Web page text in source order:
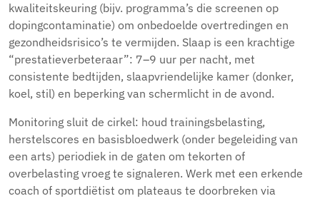
kwaliteitskeuring (bijv. programma’s die screenen op
dopingcontaminatie) om onbedoelde overtredingen en
gezondheidsrisico’s te vermijden. Slaap is een krachtige
“prestatieverbeteraar”: 7–9 uur per nacht, met
consistente bedtijden, slaapvriendelijke kamer (donker,
koel, stil) en beperking van schermlicht in de avond.
Monitoring sluit de cirkel: houd trainingsbelasting,
herstelscores en basisbloedwerk (onder begeleiding van
een arts) periodiek in de gaten om tekorten of
overbelasting vroeg te signaleren. Werk met een erkende
coach of sportdiëtist om plateaus te doorbreken via